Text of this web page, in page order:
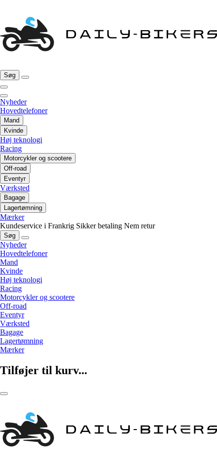
Søg
Nyheder
Hovedtelefoner
Mand
Kvinde
Høj teknologi
Racing
Motorcykler og scootere
Off-road
Eventyr
Værksted
Bagage
Lagertømning
Mærker
Kundeservice i Frankrig Sikker betaling Nem retur
Søg
Nyheder
Hovedtelefoner
Mand
Kvinde
Høj teknologi
Racing
Motorcykler og scootere
Off-road
Eventyr
Værksted
Bagage
Lagertømning
Mærker
Tilføjer til kurv...